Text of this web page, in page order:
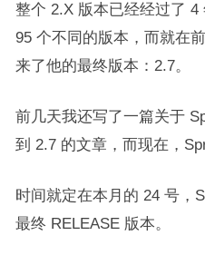
整个 2.X 版本已经经过了 4
95 个不同的版本，而就在
来了他的最终版本：2.7。
前几天我还写了一篇关于
到 2.7 的文章，而现在，
时间就定在本月的 24 号，
最终 RELEASE 版本。